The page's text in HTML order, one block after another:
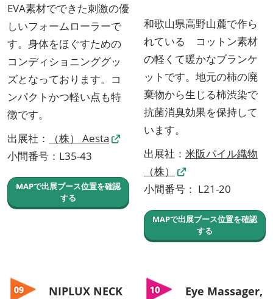
EVA素材でできた刺激の優
しいフォームローラーで
す。身体をほぐすための
コンディショニンググッ
ズとなっております。コ
ンパクトかつ軽い点も特
徴です。
出展社：
（株） Aesta
小間番号：L35-43
MAPで出展ブース位置を確認
する
和歌山県高野山麓で作ら
れている コットン素材
の軽くて暖かなブランケ
ットです。地元の柿の廃
棄物から生じる柿渋染で
抗菌消臭効果を保持して
います。
出展社： 米阪パイル織物
（株）
小間番号： L21-20
MAPで出展ブース位置を確認
する
NIPLUX NECK
Eye Massager,